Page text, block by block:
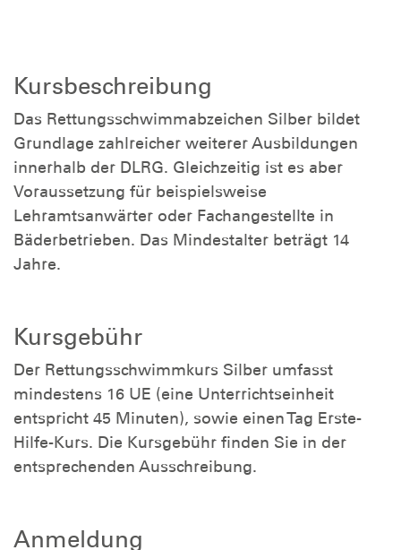
Kursbeschreibung
Das Rettungsschwimmabzeichen Silber bildet
Grundlage zahlreicher weiterer Ausbildungen
innerhalb der DLRG. Gleichzeitig ist es aber
Voraussetzung für beispielsweise
Lehramtsanwärter oder Fachangestellte in
Bäderbetrieben. Das Mindestalter beträgt 14
Jahre.
Kursgebühr
Der Rettungsschwimmkurs Silber umfasst
mindestens 16 UE (eine Unterrichtseinheit
entspricht 45 Minuten), sowie einen Tag Erste-
Hilfe-Kurs. Die Kursgebühr finden Sie in der
entsprechenden Ausschreibung.
Anmeldung